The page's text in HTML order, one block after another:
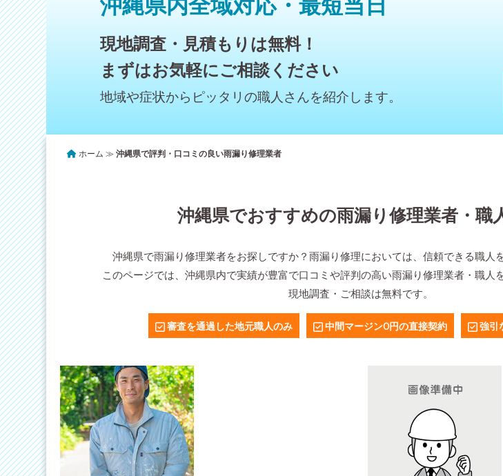
沖縄県内全域対応・最短当日
現地調査・見積もりは無料！
まずはお気軽にご相談ください
地域や症状からピッタリの職人さんを紹介します。
ホーム ≫沖縄県で評判・口コミの良い雨漏り修理業者
沖縄県でおすすめの雨漏り修理業者・職
沖縄県で雨漏り修理業者をお探しですか？雨漏り修理においては、信頼できる職人
このページでは、沖縄県内で実績が豊富で口コミや評判の高い雨漏り修理業者・職人
現地調査・ご相談は無料です。
審査を通過した地元職人のみ 中間マージン0円の直接契約 強引